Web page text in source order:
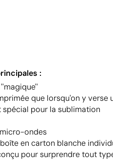
:
que lorsqu'on y verse
spécial pour la sublimation
ondes
en carton blanche
pour surprendre tout